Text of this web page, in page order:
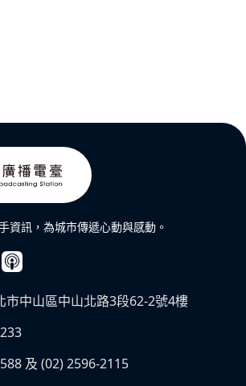
資訊，為城市傳遞心動與感動。
市中山區中山北路3段62-2號4樓
及 (02) 2596-2115